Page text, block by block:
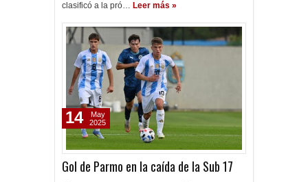
clasificó a la pró… Leer más »
Gol de Parmo en la caída de la Sub 17
14
May
2025